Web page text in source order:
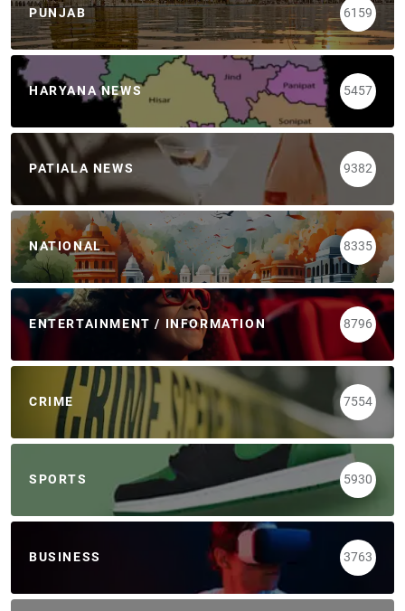
PUNJAB 6159
HARYANA NEWS 5457
PATIALA NEWS 9382
NATIONAL 8335
ENTERTAINMENT / INFORMATION 8796
CRIME 7554
SPORTS 5930
BUSINESS 3763